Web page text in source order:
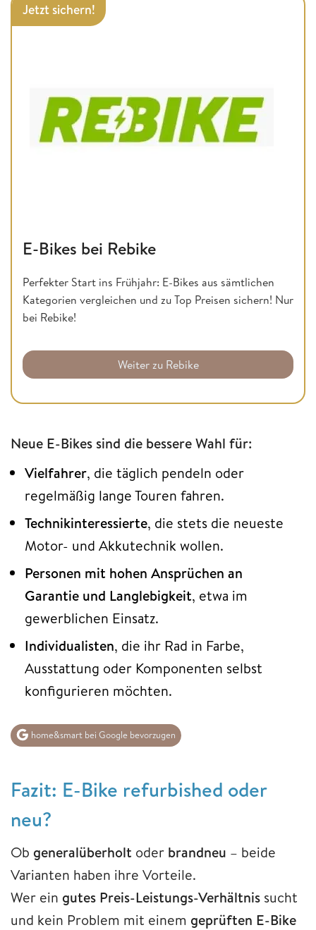
Jetzt sichern!
E-Bikes bei Rebike
Perfekter Start ins Frühjahr: E-Bikes aus sämtlichen
Kategorien vergleichen und zu Top Preisen sichern! Nur
bei Rebike!
Weiter zu Rebike
Neue E-Bikes sind die bessere Wahl für:
Vielfahrer, die täglich pendeln oder
regelmäßig lange Touren fahren.
Technikinteressierte, die stets die neueste
Motor- und Akkutechnik wollen.
Personen mit hohen Ansprüchen an
Garantie und Langlebigkeit, etwa im
gewerblichen Einsatz.
Individualisten, die ihr Rad in Farbe,
Ausstattung oder Komponenten selbst
konfigurieren möchten.
home&smart bei Google bevorzugen
Fazit: E-Bike refurbished oder
neu?
Ob generalüberholt oder brandneu – beide
Varianten haben ihre Vorteile.
Wer ein gutes Preis-Leistungs-Verhältnis sucht
und kein Problem mit einem geprüften E-Bike